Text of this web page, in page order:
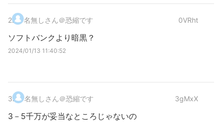
2. 名無しさん＠恐縮です 0VRht
ソフトバンクより暗黒？
2024/01/13 11:40:52
3. 名無しさん＠恐縮です 3gMxX
3－5千万が妥当なところじゃないの